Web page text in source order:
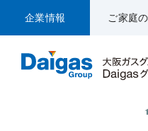
企業情報 ご家庭